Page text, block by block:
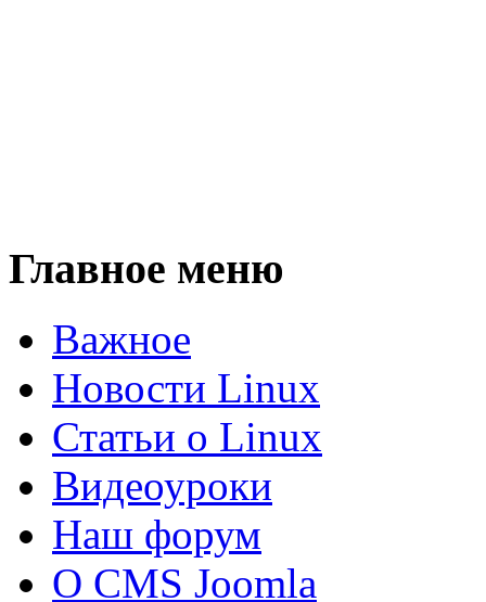
Главное меню
Важное
Новости Linux
Статьи о Linux
Видеоуроки
Наш форум
О CMS Joomla